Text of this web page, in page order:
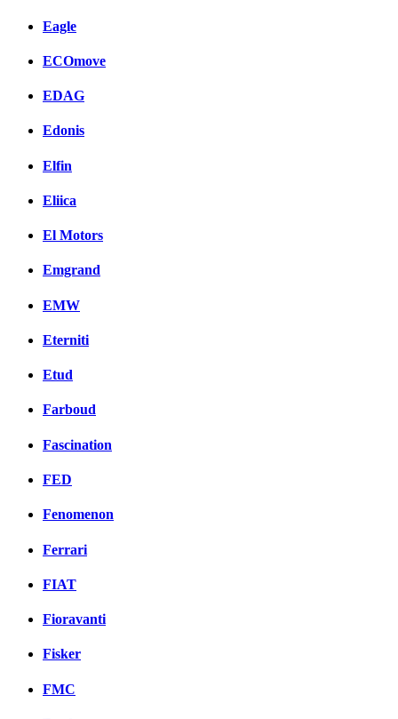
Eagle
ECOmove
EDAG
Edonis
Elfin
Eliica
El Motors
Emgrand
EMW
Eterniti
Etud
Farboud
Fascination
FED
Fenomenon
Ferrari
FIAT
Fioravanti
Fisker
FMC